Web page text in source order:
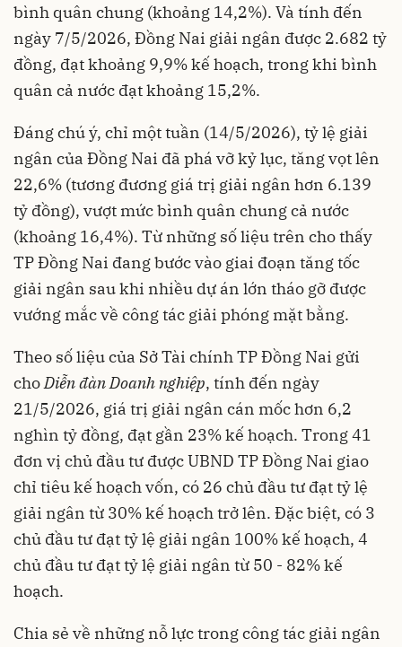
bình quân chung (khoảng 14,2%). Và tính đến
ngày 7/5/2026, Đồng Nai giải ngân được 2.682 tỷ
đồng, đạt khoảng 9,9% kế hoạch, trong khi bình
quân cả nước đạt khoảng 15,2%.
Đáng chú ý, chỉ một tuần (14/5/2026), tỷ lệ giải
ngân của Đồng Nai đã phá vỡ kỷ lục, tăng vọt lên
22,6% (tương đương giá trị giải ngân hơn 6.139
tỷ đồng), vượt mức bình quân chung cả nước
(khoảng 16,4%). Từ những số liệu trên cho thấy
TP Đồng Nai đang bước vào giai đoạn tăng tốc
giải ngân sau khi nhiều dự án lớn tháo gỡ được
vướng mắc về công tác giải phóng mặt bằng.
Theo số liệu của Sở Tài chính TP Đồng Nai gửi
choDiễn đàn Doanh nghiệp, tính đến ngày
21/5/2026, giá trị giải ngân cán mốc hơn 6,2
nghìn tỷ đồng, đạt gần 23% kế hoạch. Trong 41
đơn vị chủ đầu tư được UBND TP Đồng Nai giao
chỉ tiêu kế hoạch vốn, có 26 chủ đầu tư đạt tỷ lệ
giải ngân từ 30% kế hoạch trở lên. Đặc biệt, có 3
chủ đầu tư đạt tỷ lệ giải ngân 100% kế hoạch, 4
chủ đầu tư đạt tỷ lệ giải ngân từ 50 - 82% kế
hoạch.
Chia sẻ về những nỗ lực trong công tác giải ngân